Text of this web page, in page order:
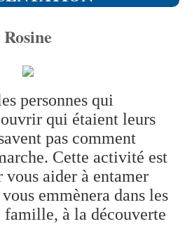
Rosine
personnes qui
qui étaient leurs
pas comment
Cette activité est
aider à entamer
emmènera dans les
famille, à la découverte